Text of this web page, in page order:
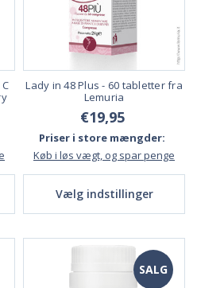
Lady in 48 Plus - 60 tabletter fra
Lemuria
€19,95
Priser i store mængder:
Køb i løs vægt, og spar penge
Vælg indstillinger
SALG